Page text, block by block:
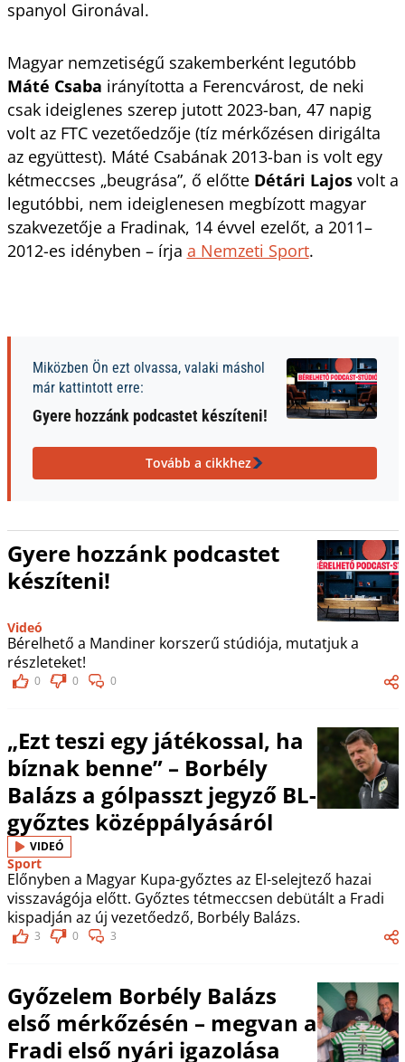
spanyol Gironával.
Magyar nemzetiségű szakemberként legutóbb
Máté Csaba irányította a Ferencvárost, de neki
csak ideiglenes szerep jutott 2023-ban, 47 napig
volt az FTC vezetőedzője (tíz mérkőzésen dirigálta
az együttest). Máté Csabának 2013-ban is volt egy
kétmeccses „beugrása”, ő előtte Détári Lajosvolt a
legutóbbi, nem ideiglenesen megbízott magyar
szakvezetője a Fradinak, 14 évvel ezelőt, a 2011–
2012-es idényben – írja a Nemzeti Sport.
Miközben Ön ezt olvassa, valaki máshol
már kattintott erre:
Gyere hozzánk podcastet készíteni!
Tovább a cikkhez
Gyere hozzánk podcastet
készíteni!
Videó
Bérelhető a Mandiner korszerű stúdiója, mutatjuk a
részleteket!
0 0 0
„Ezt teszi egy játékossal, ha
bíznak benne” – Borbély
Balázs a gólpasszt jegyző BL-
győztes középpályásáról
VIDEÓ
Sport
Előnyben a Magyar Kupa-győztes az El-selejtező hazai
visszavágója előtt. Győztes tétmeccsen debütált a Fradi
kispadján az új vezetőedző, Borbély Balázs.
3 0 3
Győzelem Borbély Balázs
első mérkőzésén – megvan a
Fradi első nyári igazolása